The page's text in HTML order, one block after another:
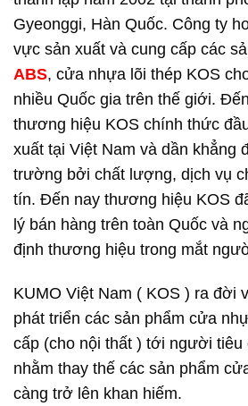
Gyeonggi, Hàn Quốc. Công ty
vực sản xuất và cung cấp các
ABS, cửa nhựa lõi thép KOS
nhiều Quốc gia trên thế giới.
thương hiệu KOS chính thức
xuất tại Việt Nam và dần khẳng
trường bởi chất lượng, dịch vụ
tín. Đến nay thương hiệu KOS
lý bán hàng trên toàn Quốc và
định thương hiệu trong mắt
KUMO Việt Nam ( KOS ) ra đời
phát triển các sản phẩm cửa
cấp (cho nội thất ) tới người tiêu
nhằm thay thế các sản phẩm
càng trở lên khan hiếm.